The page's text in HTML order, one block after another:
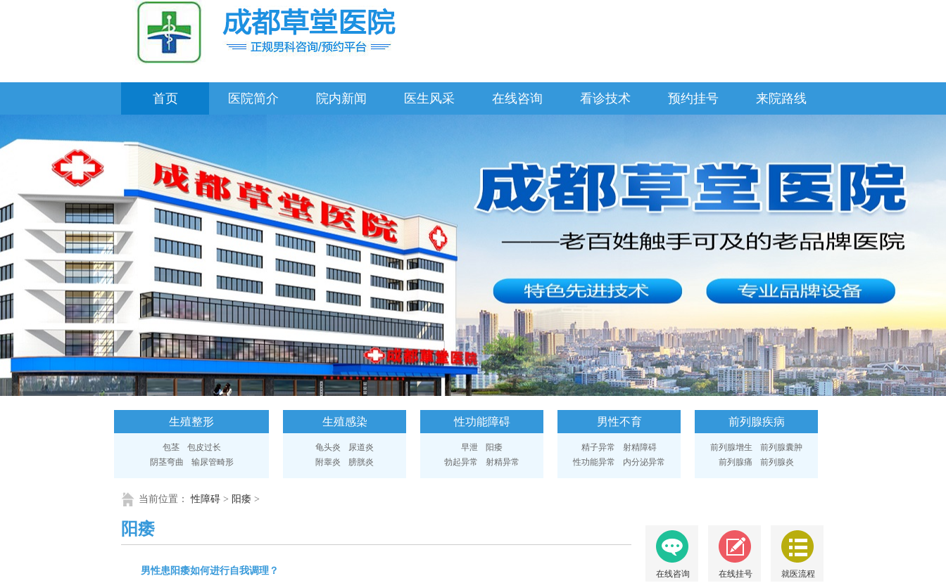
首页 医院简介 院内新闻 医生风采 在线咨询 看诊技术 预约挂号 来院路线
生殖整形
包茎
包皮过长
阴茎弯曲
输尿管畸形
生殖感染
龟头炎
尿道炎
附睾炎
膀胱炎
性功能障碍
早泄
阳痿
勃起异常
射精异常
男性不育
精子异常
射精障碍
性功能异常
内分泌异常
前列腺疾病
前列腺增生
前列腺囊肿
前列腺痛
前列腺炎
当前位置：性障碍 > 阳痿 >
阳痿
男性患阳痿如何进行自我调理？ 在线咨询 在线挂号 就医流程